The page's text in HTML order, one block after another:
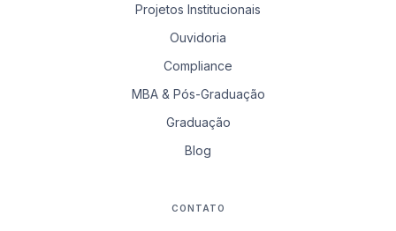
Projetos Institucionais
Ouvidoria
Compliance
MBA & Pós-Graduação
Graduação
Blog
CONTATO